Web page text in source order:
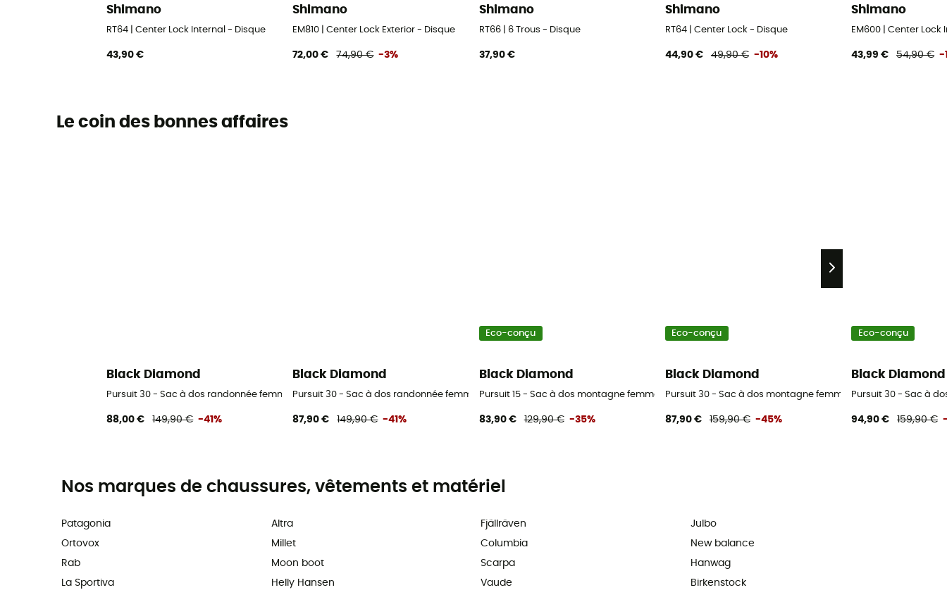
Shimano
RT64 | Center Lock Internal - Disque
43,90 €
Shimano
EM810 | Center Lock Exterior - Disque
72,00 € 74,90 € -3%
Shimano
RT66 | 6 Trous - Disque
37,90 €
Shimano
RT64 | Center Lock - Disque
44,90 € 49,90 € -10%
Shimano
EM600 | Center Lock
43,99 € 54,90 € -
Le coin des bonnes affaires
Black Diamond
Pursuit 30 - Sac à dos randonnée femme
88,00 € 149,90 € -41%
Black Diamond
Pursuit 30 - Sac à dos randonnée femme
87,90 € 149,90 € -41%
Eco-conçu
Black Diamond
Pursuit 15 - Sac à dos montagne femme
83,90 € 129,90 € -35%
Eco-conçu
Black Diamond
Pursuit 30 - Sac à dos montagne femme
87,90 € 159,90 € -45%
Eco-conçu
Black Diamond
Pursuit 30 - Sac à
94,90 € 159,90 €
Nos marques de chaussures, vêtements et matériel
Patagonia
Ortovox
Rab
La Sportiva
Altra
Millet
Moon boot
Helly Hansen
Fjällräven
Columbia
Scarpa
Vaude
Julbo
New balance
Hanwag
Birkenstock